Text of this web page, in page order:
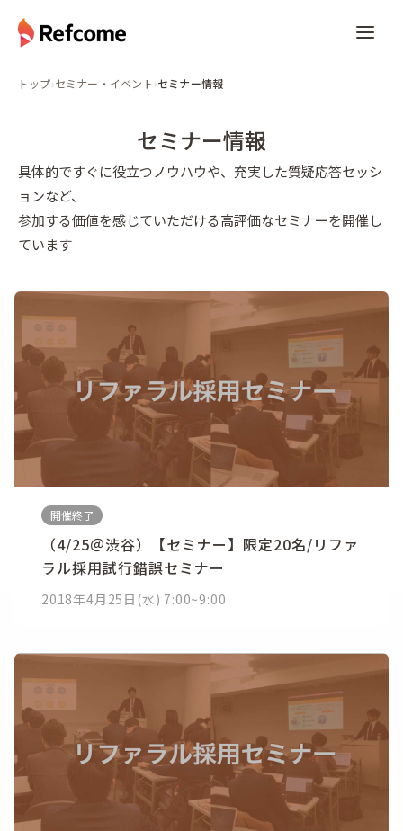
トップ›セミナー・イベント›セミナー情報
セミナー情報
具体的ですぐに役立つノウハウや、充実した質疑応答セッシ
ョンなど、
参加する価値を感じていただける高評価なセミナーを開催し
ています
開催終了
（4/25＠渋谷）【セミナー】限定20名/リファ
ラル採用試行錯誤セミナー
2018年4月25日(水) 7:00~9:00